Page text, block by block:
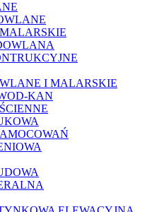
I MALARSKIE
KAN